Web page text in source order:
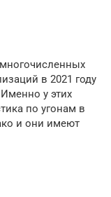
в 2021 году
у этих
по угонам в
и они имеют